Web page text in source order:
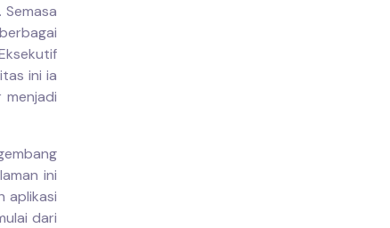
ini ia
menjadi
ini
aplikasi
dari